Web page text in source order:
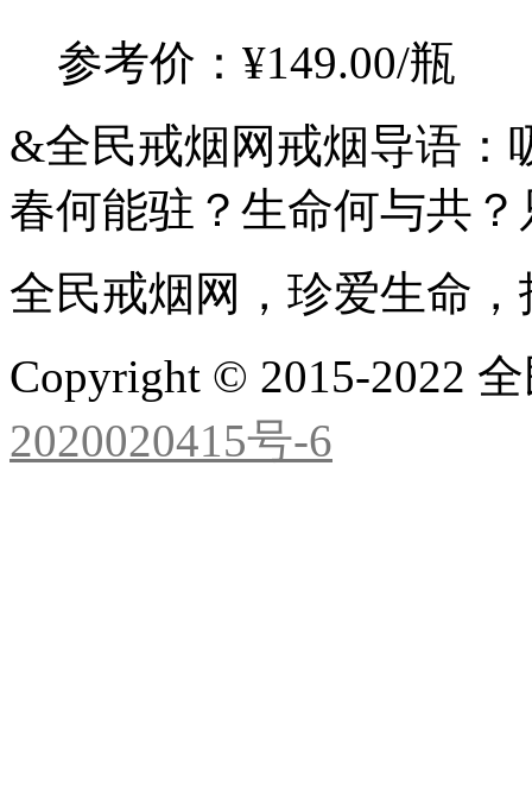
参考价：¥149.00/瓶
&全民戒烟网戒烟导语：
春何能驻？生命何与共
全民戒烟网，珍爱生命
Copyright © 2015-2022
2020020415号-6